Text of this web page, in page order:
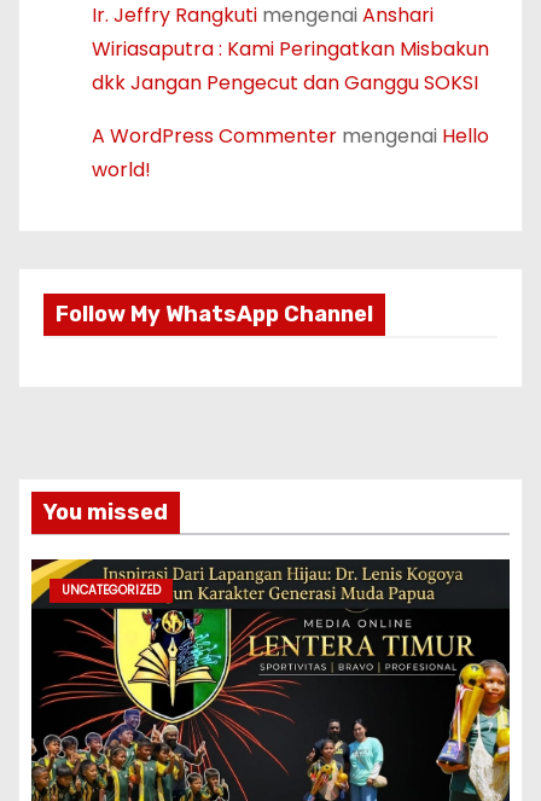
Ir. Jeffry Rangkuti mengenaiAnshari
Wiriasaputra : Kami Peringatkan Misbakun
dkk Jangan Pengecut dan Ganggu SOKSI
A WordPress Commenter mengenai Hello
world!
Follow My WhatsApp Channel
You missed
UNCATEGORIZED